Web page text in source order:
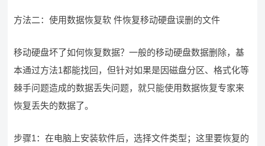
方法二：使用数据恢复软 件恢复移动硬盘误删的文件
移动硬盘坏了如何恢复数据？一般的移动硬盘数据删除，基
本通过方法1都能找回，但针对如果是因磁盘分区、格式化等
棘手问题造成的数据丢失问题，就只能使用数据恢复专家来
恢复丢失的数据了。
步骤1：在电脑上安装软件后，选择文件类型；这里要恢复的